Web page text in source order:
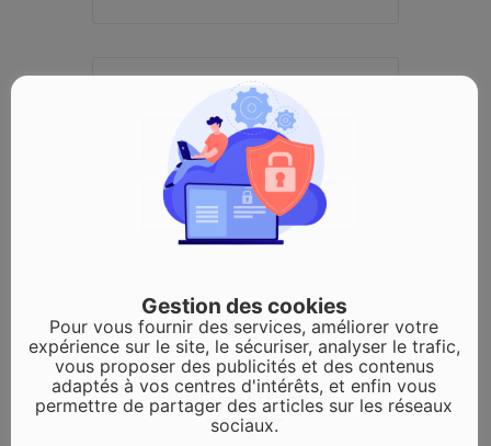
+ Ajouter à mon Agenda Google
+ iCal / Outlook export
PARTAGEZ CET ÉVÉNEMENT
Gestion des cookies
Pour vous fournir des services, améliorer votre
expérience sur le site, le sécuriser, analyser le trafic,
vous proposer des publicités et des contenus
adaptés à vos centres d'intérêts, et enfin vous
permettre de partager des articles sur les réseaux
sociaux.